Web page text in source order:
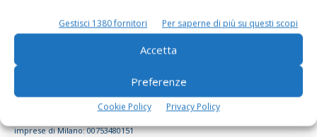
Gestisci 1380 fornitori Per saperne di più su questi scopi
Accetta
Preferenze
Cookie Policy Privacy Policy
© Tecniche Nuove Spa. Tutti i diritti riservati. Sede legale Via Eritrea 21 -
imprese di Milano: 00753480151